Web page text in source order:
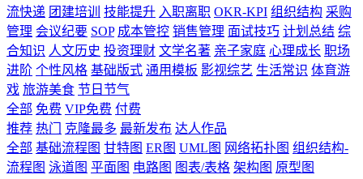
流快递 团建培训 技能提升 入职离职 OKR-KPI 组织结构 采购
管理 会议纪要 SOP 成本管控 销售管理 面试技巧 计划总结 综
合知识 人文历史 投资理财 文学名著 亲子家庭 心理成长 职场
进阶 个性风格 基础版式 通用模板 影视综艺 生活常识 体育游
戏 旅游美食 节日节气
全部 免费 VIP免费 付费
推荐 热门 克隆最多 最新发布 达人作品
全部 基础流程图 甘特图 ER图 UML图 网络拓扑图 组织结构-
流程图 泳道图 平面图 电路图 图表/表格 架构图 原型图